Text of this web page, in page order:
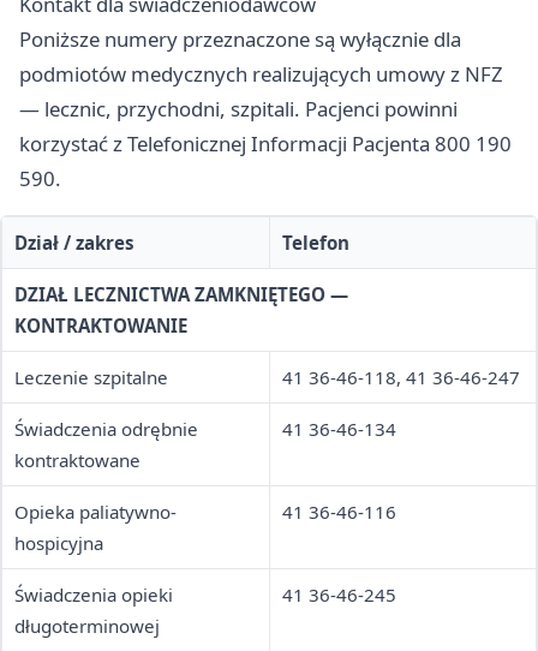
Poniższe numery przeznaczone są wyłącznie dla
podmiotów medycznych realizujących umowy z NFZ
— lecznic, przychodni, szpitali. Pacjenci powinni
korzystać z Telefonicznej Informacji Pacjenta 800 190
590.
Dział / zakres Telefon
DZIAŁ LECZNICTWA ZAMKNIĘTEGO —
KONTRAKTOWANIE
Leczenie szpitalne 41 36-46-118, 41 36-46-247
Świadczenia odrębnie
kontraktowane
41 36-46-134
Opieka paliatywno-
hospicyjna
41 36-46-116
Świadczenia opieki
długoterminowej
41 36-46-245